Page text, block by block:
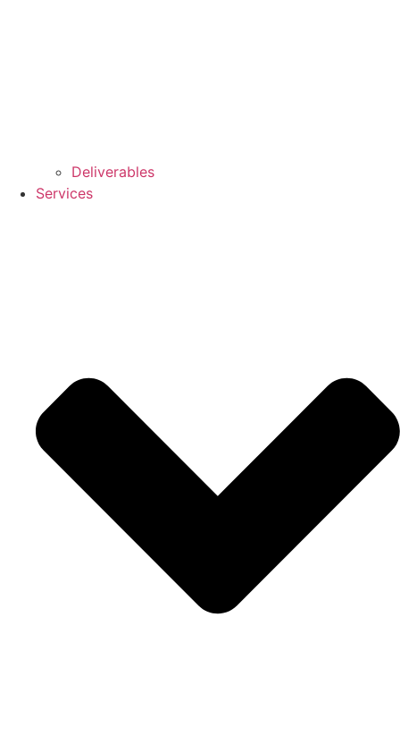
Deliverables
Services